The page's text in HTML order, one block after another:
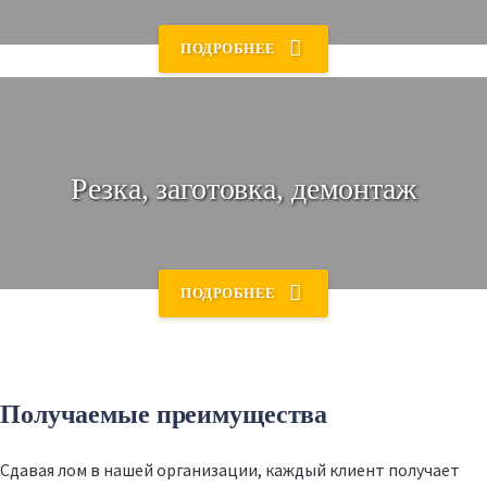
🚚 Или ждём Вас в наших пунктах приёма
Далее - оценка стоимости и оплата наличными или
переводом 💶
ПОДРОБНЕЕ
Резка, заготовка, демонтаж
ПОДРОБНЕЕ
Получаемые преимущества
Сдавая лом в нашей организации, каждый клиент получает